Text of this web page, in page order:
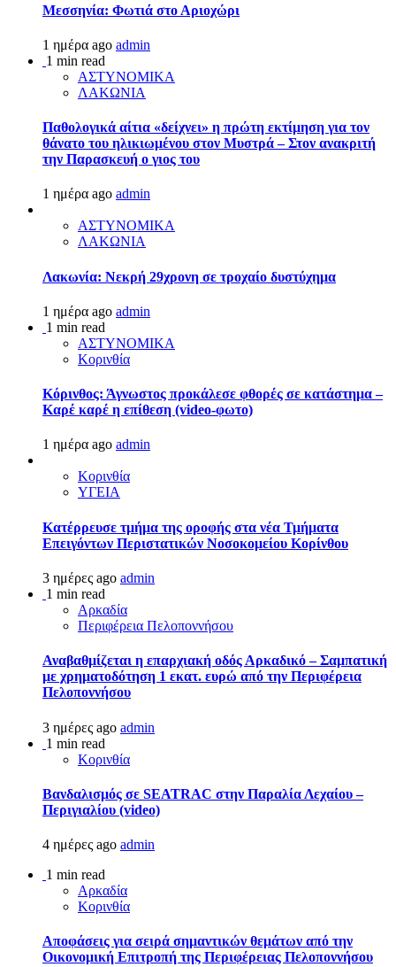
Μεσσηνία: Φωτιά στο Αριοχώρι
1 ημέρα ago admin
1 min read
ΑΣΤΥΝΟΜΙΚΑ
ΛΑΚΩΝΙΑ
Παθολογικά αίτια «δείχνει» η πρώτη εκτίμηση για τον
θάνατο του ηλικιωμένου στον Μυστρά – Στον ανακριτή
την Παρασκευή ο γιος του
1 ημέρα ago admin
ΑΣΤΥΝΟΜΙΚΑ
ΛΑΚΩΝΙΑ
Λακωνία: Νεκρή 29χρονη σε τροχαίο δυστύχημα
1 ημέρα ago admin
1 min read
ΑΣΤΥΝΟΜΙΚΑ
Κορινθία
Κόρινθος: Άγνωστος προκάλεσε φθορές σε κατάστημα –
Καρέ καρέ η επίθεση (video-φωτο)
1 ημέρα ago admin
Κορινθία
ΥΓΕΙΑ
Kατέρρευσε τμήμα της οροφής στα νέα Τμήματα
Επειγόντων Περιστατικών Νοσοκομείου Κορίνθου
3 ημέρες ago admin
1 min read
Αρκαδία
Περιφέρεια Πελοποννήσου
Αναβαθμίζεται η επαρχιακή οδός Αρκαδικό – Σαμπατική
με χρηματοδότηση 1 εκατ. ευρώ από την Περιφέρεια
Πελοποννήσου
3 ημέρες ago admin
1 min read
Κορινθία
Βανδαλισμός σε SEATRAC στην Παραλία Λεχαίου –
Περιγιαλίου (video)
4 ημέρες ago admin
1 min read
Αρκαδία
Κορινθία
Αποφάσεις για σειρά σημαντικών θεμάτων από την
Οικονομική Επιτροπή της Περιφέρειας Πελοποννήσου